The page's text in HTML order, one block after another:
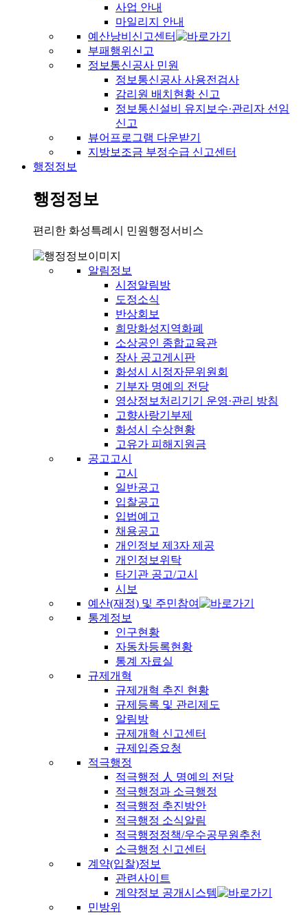
사업 안내
마일리지 안내
예산낭비신고센터
부패행위신고
정보통신공사 민원
정보통신공사 사용전검사
감리원 배치현황 신고
정보통신설비 유지보수·관리자 선임
신고
뷰어프로그램 다운받기
지방보조금 부정수급 신고센터
행정정보
행정정보
편리한 화성특례시 민원행정서비스
알림정보
시정알림방
도정소식
반상회보
희망화성지역화폐
소상공인 종합교육관
장사 공고게시판
화성시 시정자문위원회
기부자 명예의 전당
영상정보처리기기 운영·관리 방침
고향사랑기부제
화성시 수상현황
고유가 피해지원금
공고고시
고시
일반공고
입찰공고
입법예고
채용공고
개인정보 제3자 제공
개인정보위탁
타기관 공고/고시
시보
예산(재정) 및 주민참여
통계정보
인구현황
자동차등록현황
통계 자료실
규제개혁
규제개혁 추진 현황
규제등록 및 관리제도
알림방
규제개혁 신고센터
규제입증요청
적극행정
적극행정 人 명예의 전당
적극행정과 소극행정
적극행정 추진방안
적극행정 소식알림
적극행정정책/우수공무원추천
소극행정 신고센터
계약(입찰)정보
관련사이트
계약정보 공개시스템
민방위